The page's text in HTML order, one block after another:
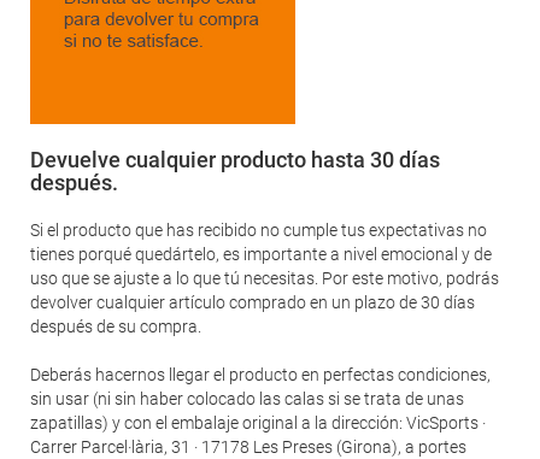
Devuelve cualquier producto hasta 30 días
después.
Si el producto que has recibido no cumple tus expectativas no
tienes porqué quedártelo, es importante a nivel emocional y de
uso que se ajuste a lo que tú necesitas. Por este motivo, podrás
devolver cualquier artículo comprado en un plazo de 30 días
después de su compra.
Deberás hacernos llegar el producto en perfectas condiciones,
sin usar (ni sin haber colocado las calas si se trata de unas
zapatillas) y con el embalaje original a la dirección: VicSports ·
Carrer Parcel·lària, 31 · 17178 Les Preses (Girona), a portes